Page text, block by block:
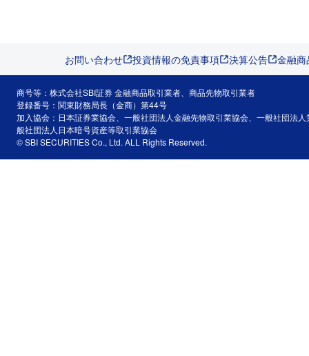
お問い合わせ 投資情報の免責事項 決算公告 金融
商号等：株式会社SBI証券 金融商品取引業者、商品先物取引業者
登録番号：関東財務局長（金商）第44号
加入協会：日本証券業協会、一般社団法人金融先物取引業協会、一般社団法
般社団法人日本暗号資産等取引業協会
© SBI SECURITIES Co., Ltd. ALL Rights Reserved.